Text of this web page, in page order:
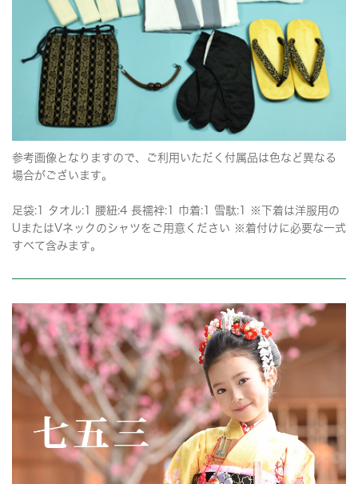
参考画像となりますので、ご利用いただく付属品は色など異なる
場合がございます。
足袋:1 タオル:1 腰紐:4 長襦袢:1 巾着:1 雪駄:1 ※下着は洋服用の
UまたはVネックのシャツをご用意ください ※着付けに必要な一式
すべて含みます。